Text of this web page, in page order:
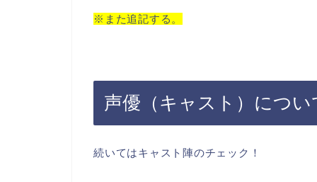
※また追記する。
声優（キャスト）につい
続いてはキャスト陣のチェック！